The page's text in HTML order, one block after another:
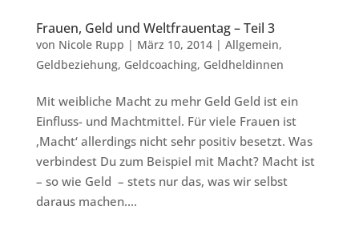
Frauen, Geld und Weltfrauentag – Teil 3
von Nicole Rupp | März 10, 2014| Allgemein,
Geldbeziehung, Geldcoaching, Geldheldinnen
Mit weibliche Macht zu mehr Geld Geld ist ein
Einfluss- und Machtmittel. Für viele Frauen ist
‚Macht‘ allerdings nicht sehr positiv besetzt. Was
verbindest Du zum Beispiel mit Macht? Macht ist
– so wie Geld – stets nur das, was wir selbst
daraus machen....